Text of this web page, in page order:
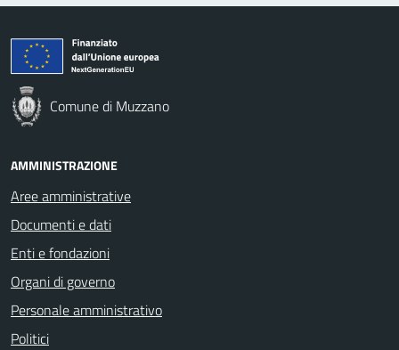
Comune di Muzzano
AMMINISTRAZIONE
Aree amministrative
Documenti e dati
Enti e fondazioni
Organi di governo
Personale amministrativo
Politici